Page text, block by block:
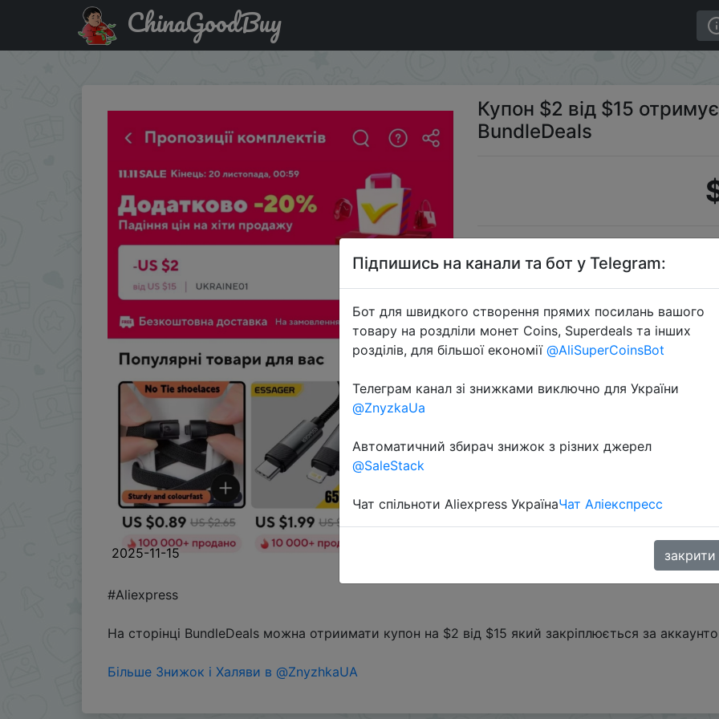
Паридбати з промокодом UKRAINE01 Купон $2 від $15 отримуємо на сторінці BundleDeals
ChinaGoodBuy
2025-11-15
Купон $2 від $15
BundleDeals
Перейти
#Aliexpress
На сторінці BundleDeals можна отриимати купон на $2 від $15 який закріплюється за
Більше Знижок і Халяви в @ZnyzhkaUA
Підпишись на канали та бот у Telegram:
Бот для швидкого створення прямих посилань вашого
товару на роздліли монет Coins, Superdeals та інших
розділів, для більшої економії @AliSuperCoinsBot
Телеграм канал зі знижками виключно для України
@ZnyzkaUa
Автоматичний збирач знижок з різних джерел
@SaleStack
Чат спільноти Aliexpress УкраїнаЧат Аліекспресс
закрити